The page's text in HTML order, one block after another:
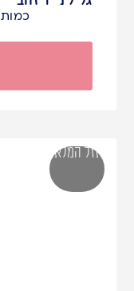
כמות 1 יחידות
אזל המלאי